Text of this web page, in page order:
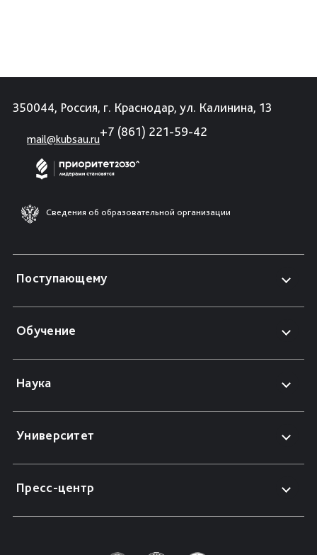
350044, Россия, г. Краснодар, ул. Калинина, 13
mail@kubsau.ru
+7 (861) 221-59-42
Сведения об образовательной организации
Поступающему
Обучение
Наука
Университет
Пресс-центр